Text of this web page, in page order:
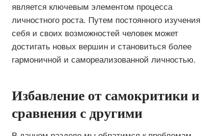
является ключевым элементом процесса
личностного роста. Путем постоянного изучения
себя и своих возможностей человек может
достигать новых вершин и становиться более
гармоничной и самореализованной личностью.
Избавление от самокритики и
сравнения с другими